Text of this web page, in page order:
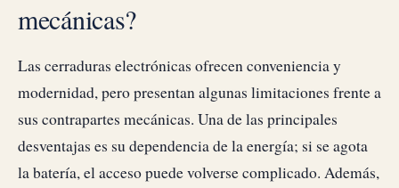
mecánicas?
Las cerraduras electrónicas ofrecen conveniencia y
modernidad, pero presentan algunas limitaciones frente a
sus contrapartes mecánicas. Una de las principales
desventajas es su dependencia de la energía; si se agota
la batería, el acceso puede volverse complicado. Además,